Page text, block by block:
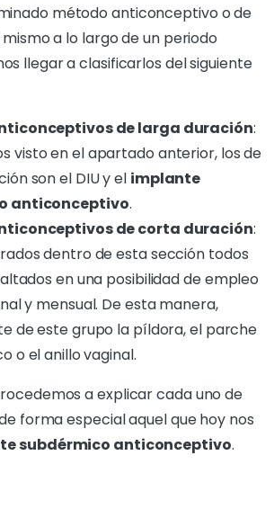
método anticonceptivo o de
a lo largo de un periodo
llegar a clasificarlos del siguiente
de larga duración:
visto en el apartado anterior, los de
son el DIU y el implante
anticonceptivo.
de corta duración:
dentro de esta sección todos
en una posibilidad de empleo
y mensual. De esta manera,
de este grupo la píldora, el parche
o el anillo vaginal.
a explicar cada uno de
forma especial aquel que hoy nos
subdérmico anticonceptivo.